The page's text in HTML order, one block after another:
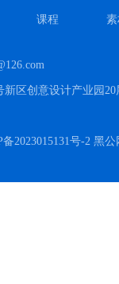
课程
新区创意设计产业园20
2023015131号-2 黑公